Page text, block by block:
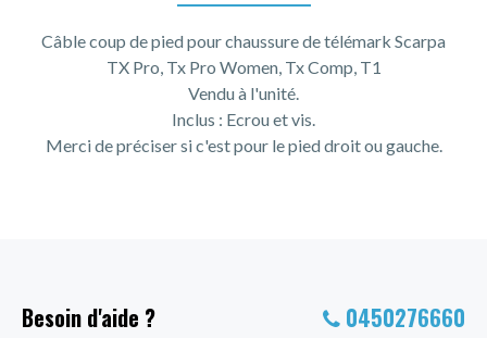
Câble coup de pied pour chaussure de télémark Scarpa
TX Pro, Tx Pro Women, Tx Comp, T1
Vendu à l'unité.
Inclus : Ecrou et vis.
Merci de préciser si c'est pour le pied droit ou gauche.
Besoin d'aide ? 0450276660